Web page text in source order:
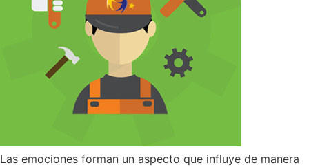
Las emociones forman un aspecto que influye de manera